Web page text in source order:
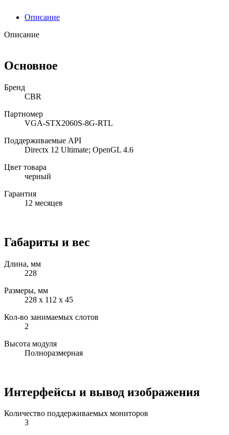
Описание
Описание
Основное
Бренд
CBR
Партномер
VGA-STX2060S-8G-RTL
Поддерживаемые API
Directx 12 Ultimate; OpenGL 4.6
Цвет товара
черный
Гарантия
12 месяцев
Габариты и вес
Длина, мм
228
Размеры, мм
228 x 112 x 45
Кол-во занимаемых слотов
2
Высота модуля
Полноразмерная
Интерфейсы и вывод изображения
Количество поддерживаемых мониторов
3